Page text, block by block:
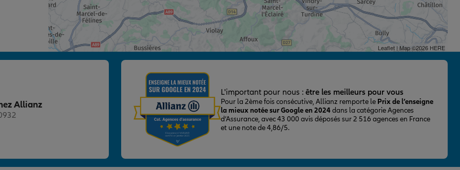
Leaflet| Map ©2026 HERE
Allianz
L'important pour nous : être les meilleurs pour vous
Pour la 2ème fois consécutive, Allianz remporte le Prix de l’enseigne
la mieux notée sur Google en 2024dans la catégorie Agences
d’Assurance, avec 43 000 avis déposés sur 2 516 agences en France
et une note de 4,86/5.